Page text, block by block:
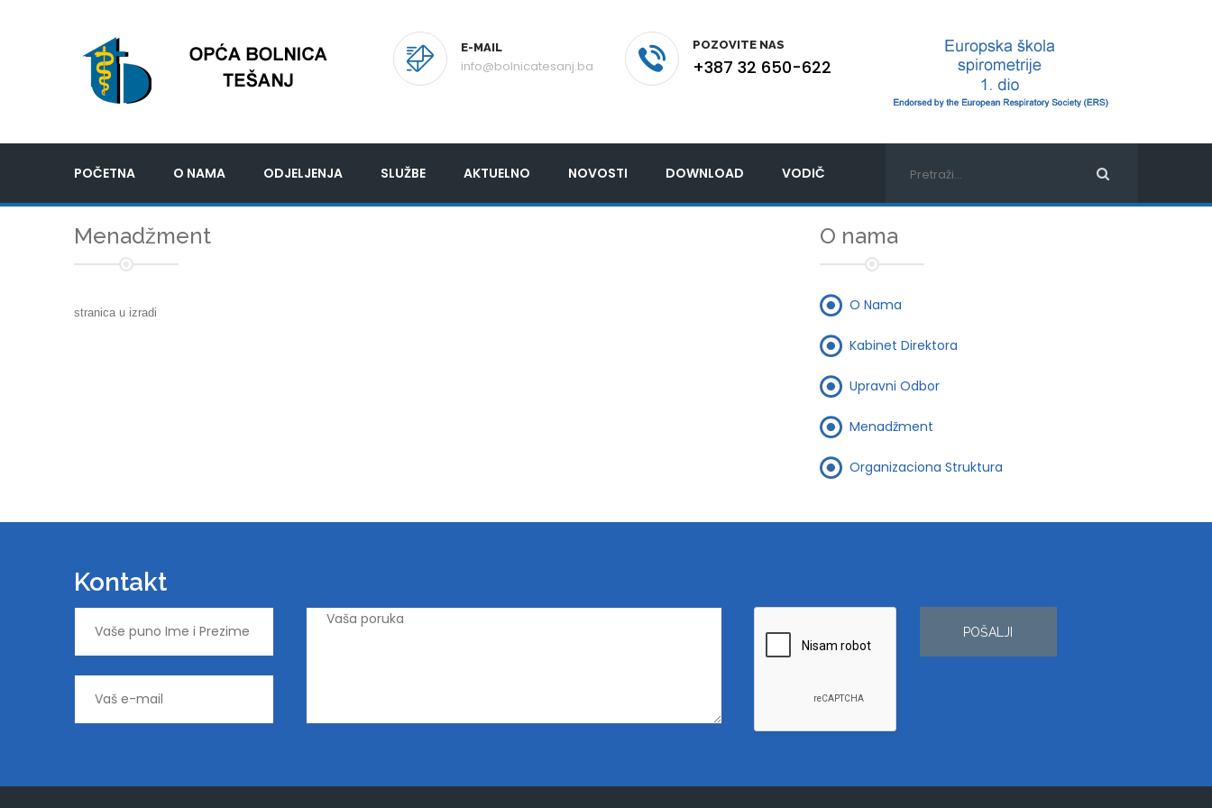
E-MAIL
info@bolnicatesanj.ba
POZOVITE NAS
+387 32 650-622
POČETNA O NAMA ODJELJENJA SLUŽBE AKTUELNO NOVOSTI DOWNLOAD VODIČ
Menadžment
stranica u izradi
O nama
O Nama
Kabinet Direktora
Upravni Odbor
Menadžment
Organizaciona Struktura
Kontakt
POŠALJI